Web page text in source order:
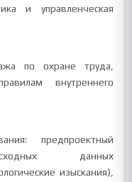
и управленческая
по охране труда,
внутреннего
предпроектный
данных
изыскания),